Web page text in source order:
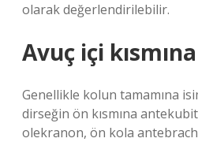
olarak değerlendirilebilir.
Avuç içi
Genellikle kolun tamamına
dirseğin ön kısmına
olekranon, ön kola